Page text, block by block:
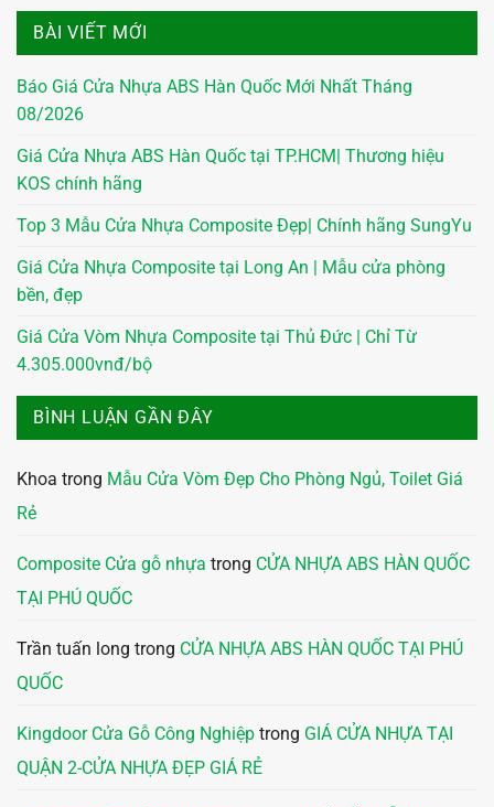
BÀI VIẾT MỚI
Báo Giá Cửa Nhựa ABS Hàn Quốc Mới Nhất Tháng
08/2026
Giá Cửa Nhựa ABS Hàn Quốc tại TP.HCM| Thương hiệu
KOS chính hãng
Top 3 Mẫu Cửa Nhựa Composite Đẹp| Chính hãng SungYu
Giá Cửa Nhựa Composite tại Long An | Mẫu cửa phòng
bền, đẹp
Giá Cửa Vòm Nhựa Composite tại Thủ Đức | Chỉ Từ
4.305.000vnđ/bộ
BÌNH LUẬN GẦN ĐÂY
Khoa trong Mẫu Cửa Vòm Đẹp Cho Phòng Ngủ, Toilet Giá
Rẻ
Composite Cửa gỗ nhựa trong CỬA NHỰA ABS HÀN QUỐC
TẠI PHÚ QUỐC
Trần tuấn long trong CỬA NHỰA ABS HÀN QUỐC TẠI PHÚ
QUỐC
Kingdoor Cửa Gỗ Công Nghiệp trong GIÁ CỬA NHỰA TẠI
QUẬN 2-CỬA NHỰA ĐẸP GIÁ RẺ